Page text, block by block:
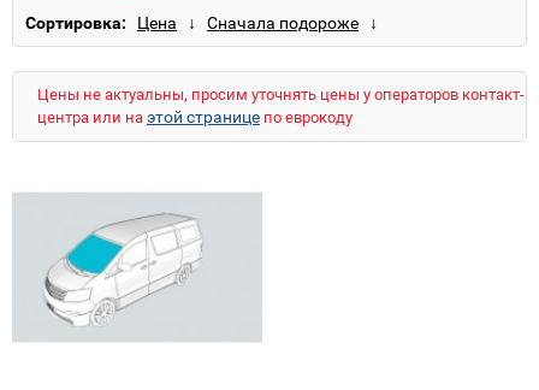
Сортировка:
Цены не актуальны, просим уточнять цены у операторов контакт-
центра или на этой странице по еврокоду